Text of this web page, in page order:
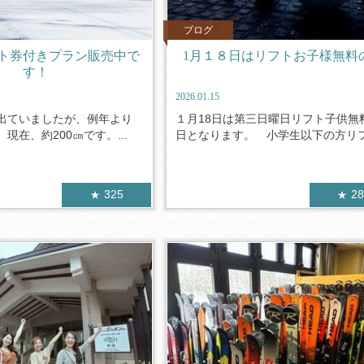
券付きプラン販売中で
す！
ていましたが、例年より
現在、約200㎝です。...
325
ブログ
1月１８日はリフトお子様無料
2026.01.15
１月18日は第三日曜日リフト子供無
日となります。 小学生以下の方リ